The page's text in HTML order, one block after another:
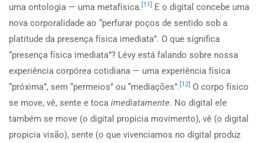
uma ontologia — uma metafísica. [11]
E o digital concebe uma
nova corporalidade ao “perfurar poços de sentido sob a
platitude da presença física imediata”. O que significa
“presença física imediata”? Lévy está falando sobre nossa
experiência corpórea cotidiana — uma experiência física
“próxima”, sem “permeios” ou “mediações”. [12]
O corpo físico
se move, vê, sente e toca imediatamente. No digital ele
também se move (o digital propicia movimento), vê (o digital
propicia visão), sente (o que vivenciamos no digital produz